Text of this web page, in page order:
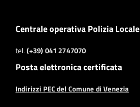
Centrale operativa Polizia Locale
tel.(+39) 041 2747070
Posta elettronica certificata
Indirizzi PEC del Comune di Venezia